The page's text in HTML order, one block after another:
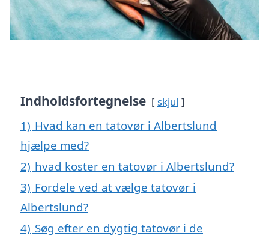
Indholdsfortegnelse skjul
1) Hvad kan en tatovør i Albertslund
hjælpe med?
2) hvad koster en tatovør i Albertslund?
3) Fordele ved at vælge tatovør i
Albertslund?
4) Søg efter en dygtig tatovør i de